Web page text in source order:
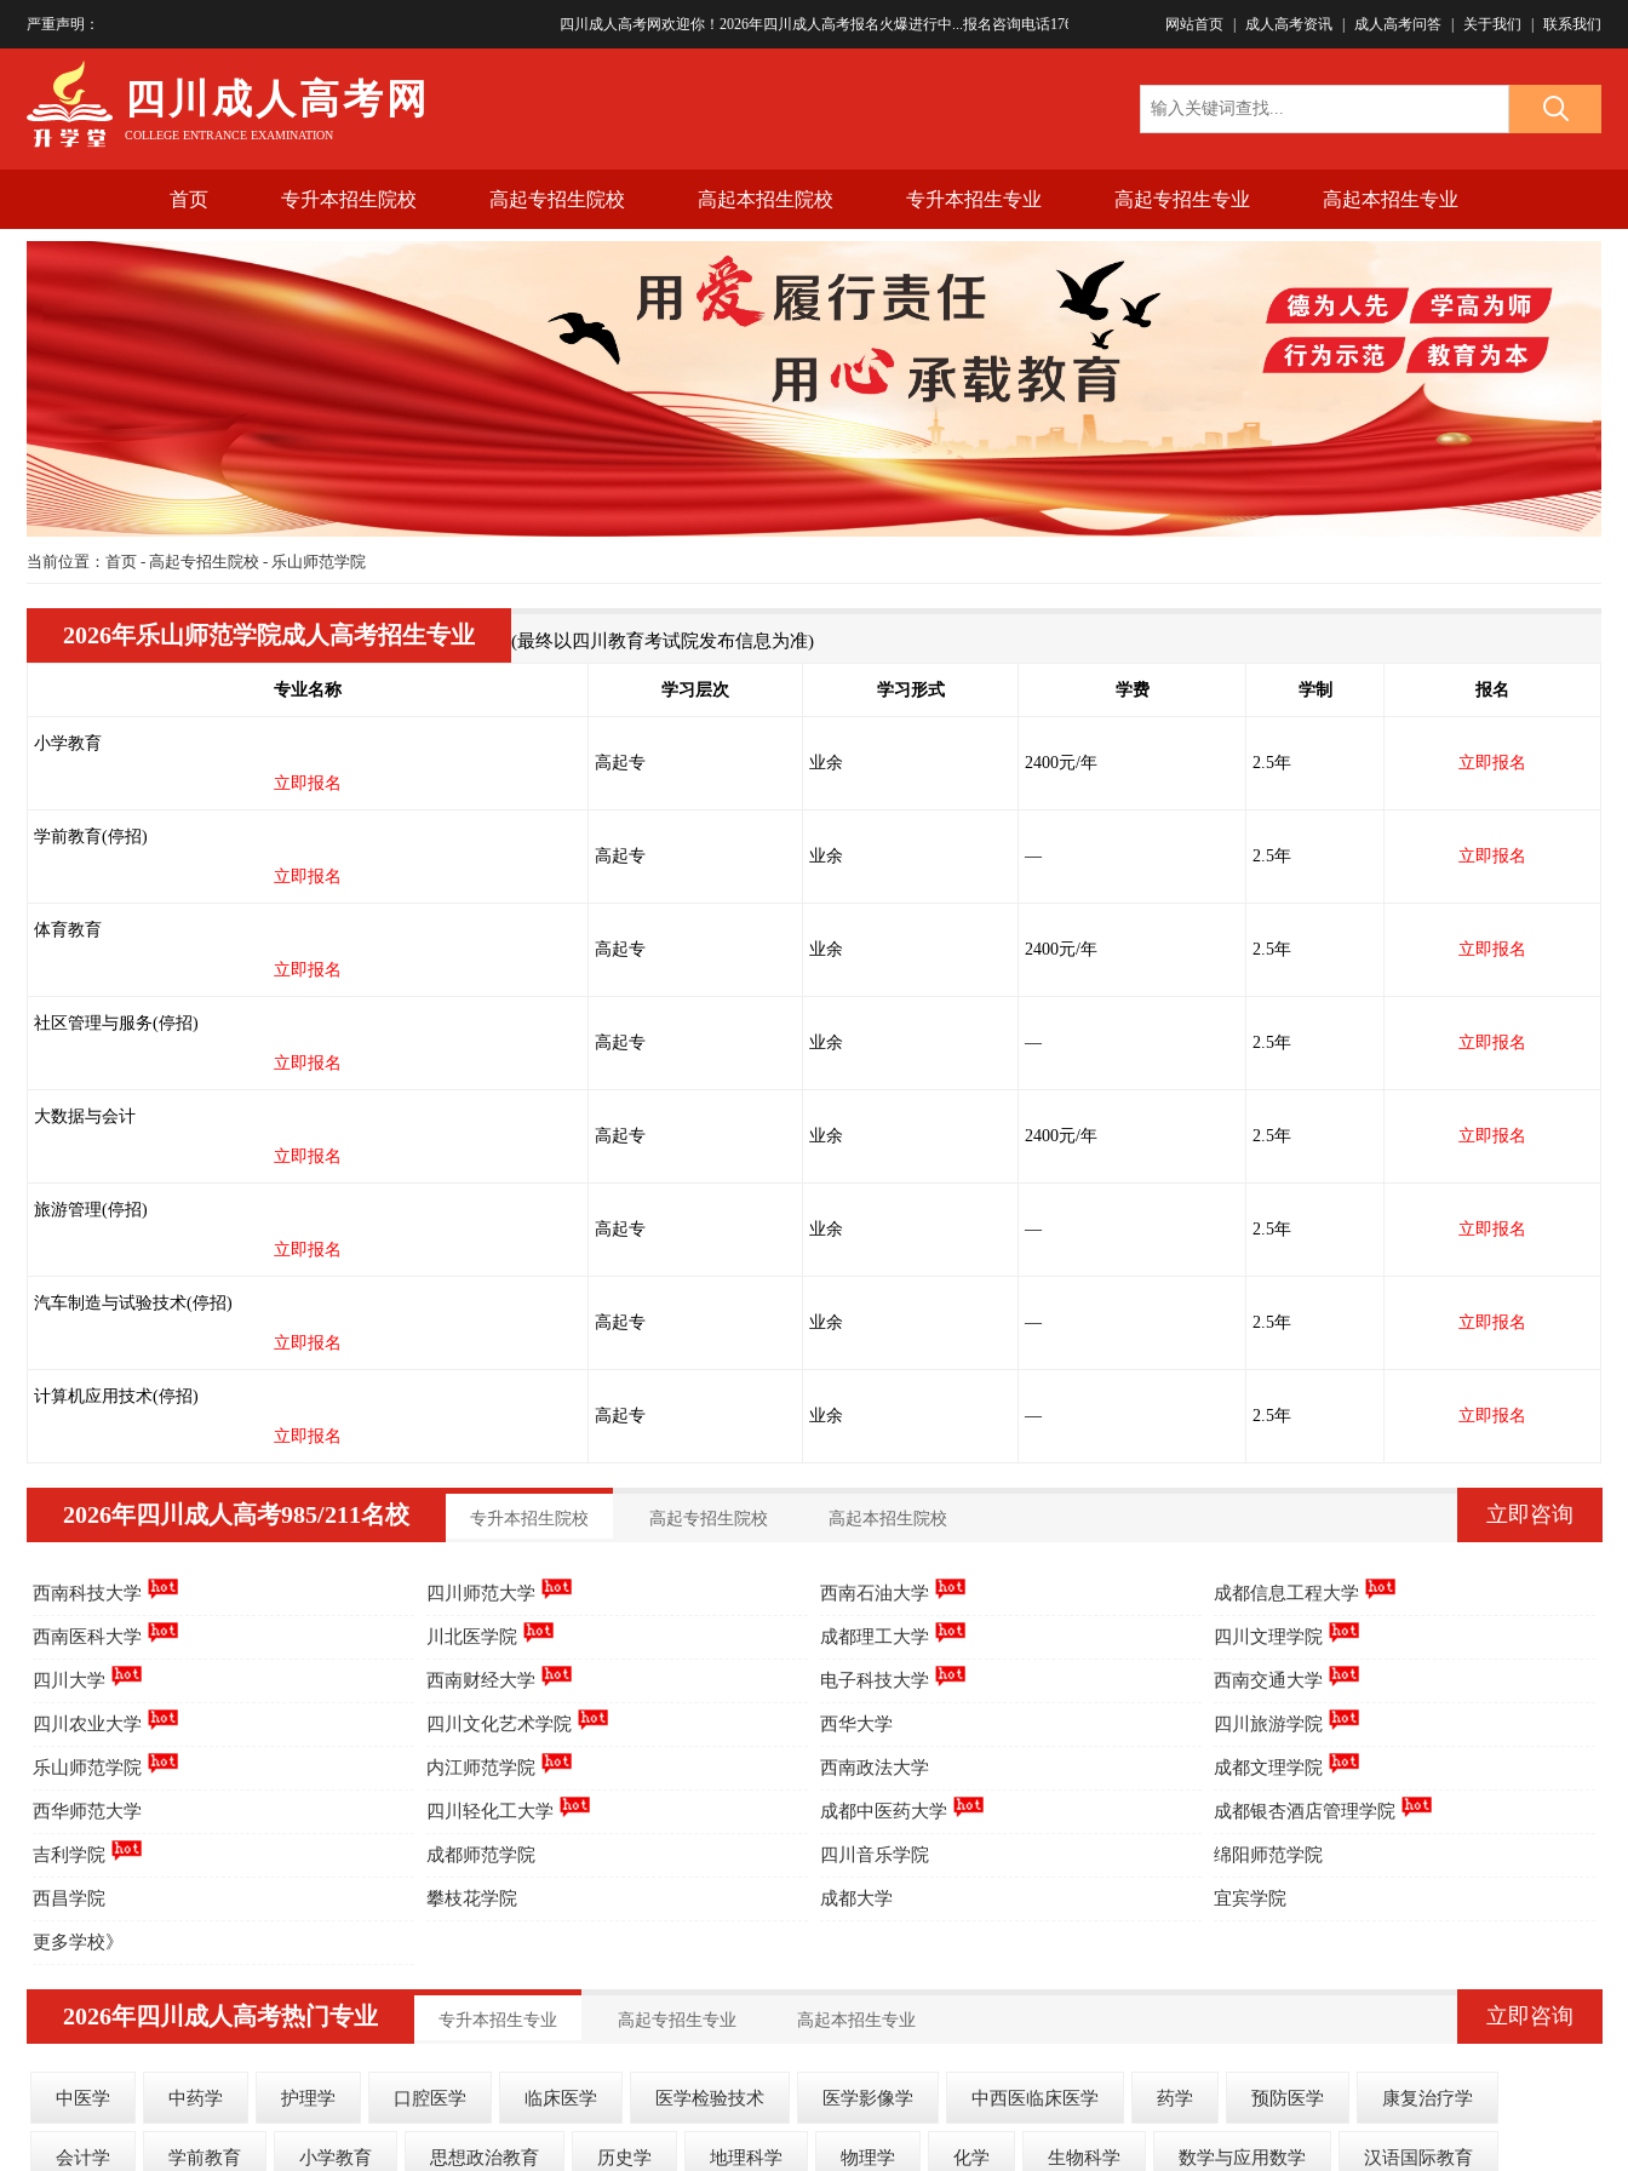
严重声明： 四川成人高考网欢迎你！2026年四川成人高考报名火爆进行中...报名咨询电话17608065237(微信同号)...网站首页 成人高考资讯 成人高考问答 关于我们 联系我们
四川成人高考网
COLLEGE ENTRANCE EXAMINATION
首页 专升本招生院校 高起专招生院校 高起本招生院校 专升本招生专业 高起专招生专业 高起本招生专业
当前位置： 首页 - 高起专招生院校 - 乐山师范学院
2026年乐山师范学院成人高考招生专业 (最终以四川教育考试院发布信息为准)
专业名称 学习层次 学习形式 学费 学制 报名
小学教育
立即报名
高起专 业余 2400元/年 2.5年 立即报名
学前教育(停招)
立即报名
高起专 业余 — 2.5年 立即报名
体育教育
立即报名
高起专 业余 2400元/年 2.5年 立即报名
社区管理与服务(停招)
立即报名
高起专 业余 — 2.5年 立即报名
大数据与会计
立即报名
高起专 业余 2400元/年 2.5年 立即报名
旅游管理(停招)
立即报名
高起专 业余 — 2.5年 立即报名
汽车制造与试验技术(停招)
立即报名
高起专 业余 — 2.5年 立即报名
计算机应用技术(停招)
立即报名
高起专 业余 — 2.5年 立即报名
2026年四川成人高考985/211名校 专升本招生院校 高起专招生院校 高起本招生院校 立即咨询
西南科技大学 四川师范大学 西南石油大学 成都信息工程大学
西南医科大学 川北医学院 成都理工大学 四川文理学院
四川大学 西南财经大学 电子科技大学 西南交通大学
四川农业大学 四川文化艺术学院 西华大学 四川旅游学院
乐山师范学院 内江师范学院 西南政法大学 成都文理学院
西华师范大学 四川轻化工大学 成都中医药大学 成都银杏酒店管理学院
吉利学院 成都师范学院 四川音乐学院 绵阳师范学院
西昌学院 攀枝花学院 成都大学 宜宾学院
更多学校》
2026年四川成人高考热门专业 专升本招生专业 高起专招生专业 高起本招生专业 立即咨询
中医学 中药学 护理学 口腔医学 临床医学 医学检验技术 医学影像学 中西医临床医学 药学 预防医学 康复治疗学
会计学 学前教育 小学教育 思想政治教育 历史学 地理科学 物理学 化学 生物科学 数学与应用数学 汉语国际教育